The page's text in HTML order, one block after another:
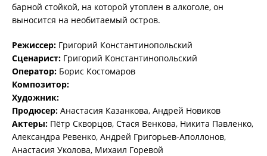
барной стойкой, на которой утоплен в алкоголе, он
выносится на необитаемый остров.
Режиссер: Григорий Константинопольский
Сценарист: Григорий Константинопольский
Оператор: Борис Костомаров
Композитор:
Художник:
Продюсер: Анастасия Казанкова, Андрей Новиков
Актеры: Пётр Скворцов, Стася Венкова, Никита Павленко,
Александра Ревенко, Андрей Григорьев-Аполлонов,
Анастасия Уколова, Михаил Горевой